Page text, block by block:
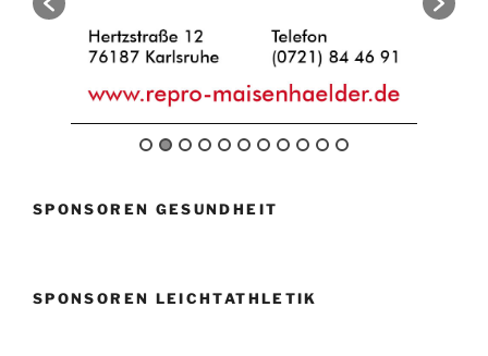
SPONSOREN GESUNDHEIT
SPONSOREN LEICHTATHLETIK